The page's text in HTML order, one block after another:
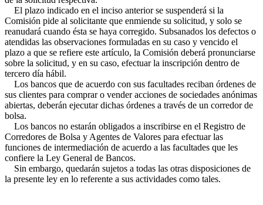
El plazo indicado en el inciso anterior se suspenderá si la
Comisión pide al solicitante que enmiende su solicitud, y solo se
reanudará cuando ésta se haya corregido. Subsanados los defectos o
atendidas las observaciones formuladas en su caso y vencido el
plazo a que se refiere este artículo, la Comisión deberá pronunciarse
sobre la solicitud, y en su caso, efectuar la inscripción dentro de
tercero día hábil.
Los bancos que de acuerdo con sus facultades reciban órdenes de
sus clientes para comprar o vender acciones de sociedades anónimas
abiertas, deberán ejecutar dichas órdenes a través de un corredor de
bolsa.
Los bancos no estarán obligados a inscribirse en el Registro de
Corredores de Bolsa y Agentes de Valores para efectuar las
funciones de intermediación de acuerdo a las facultades que les
confiere la Ley General de Bancos.
Sin embargo, quedarán sujetos a todas las otras disposiciones de
la presente ley en lo referente a sus actividades como tales.